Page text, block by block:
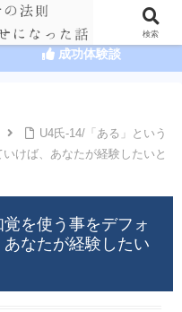
潜在意識の達人まとめ
成功体験談
U4氏-14/「ある」という
けば、あなたが経験したいと
を使う事をデフォ
なたが経験したい
検索